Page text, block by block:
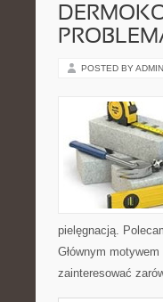
POSTED BY ADMIN
pielęgnacją.
Głównym
zainteresować